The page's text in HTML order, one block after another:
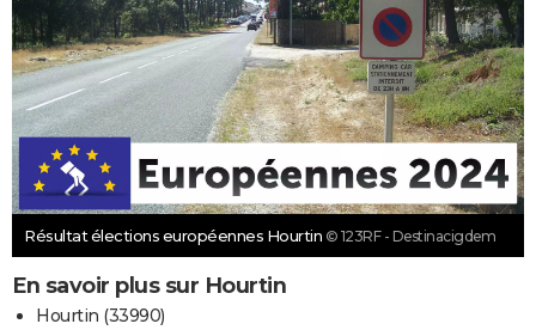
Résultat élections européennes Hourtin © 123RF - Destinacigdem
En savoir plus sur Hourtin
Hourtin (33990)